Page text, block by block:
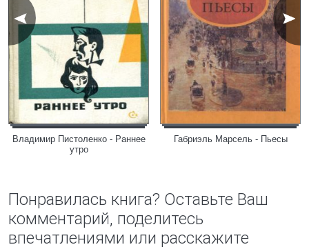
Владимир Пистоленко - Раннее
утро
Габриэль Марсель - Пьесы
Понравилась книга? Оставьте Ваш
комментарий, поделитесь
впечатлениями или расскажите